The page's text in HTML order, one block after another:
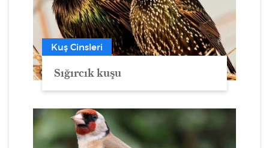
Kuş Cinsleri
Sığırcık kuşu